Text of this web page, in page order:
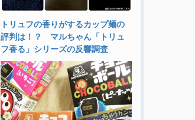
トリュフの香りがするカップ麺の
評判は！？ マルちゃん「トリュ
フ香る」シリーズの反響調査